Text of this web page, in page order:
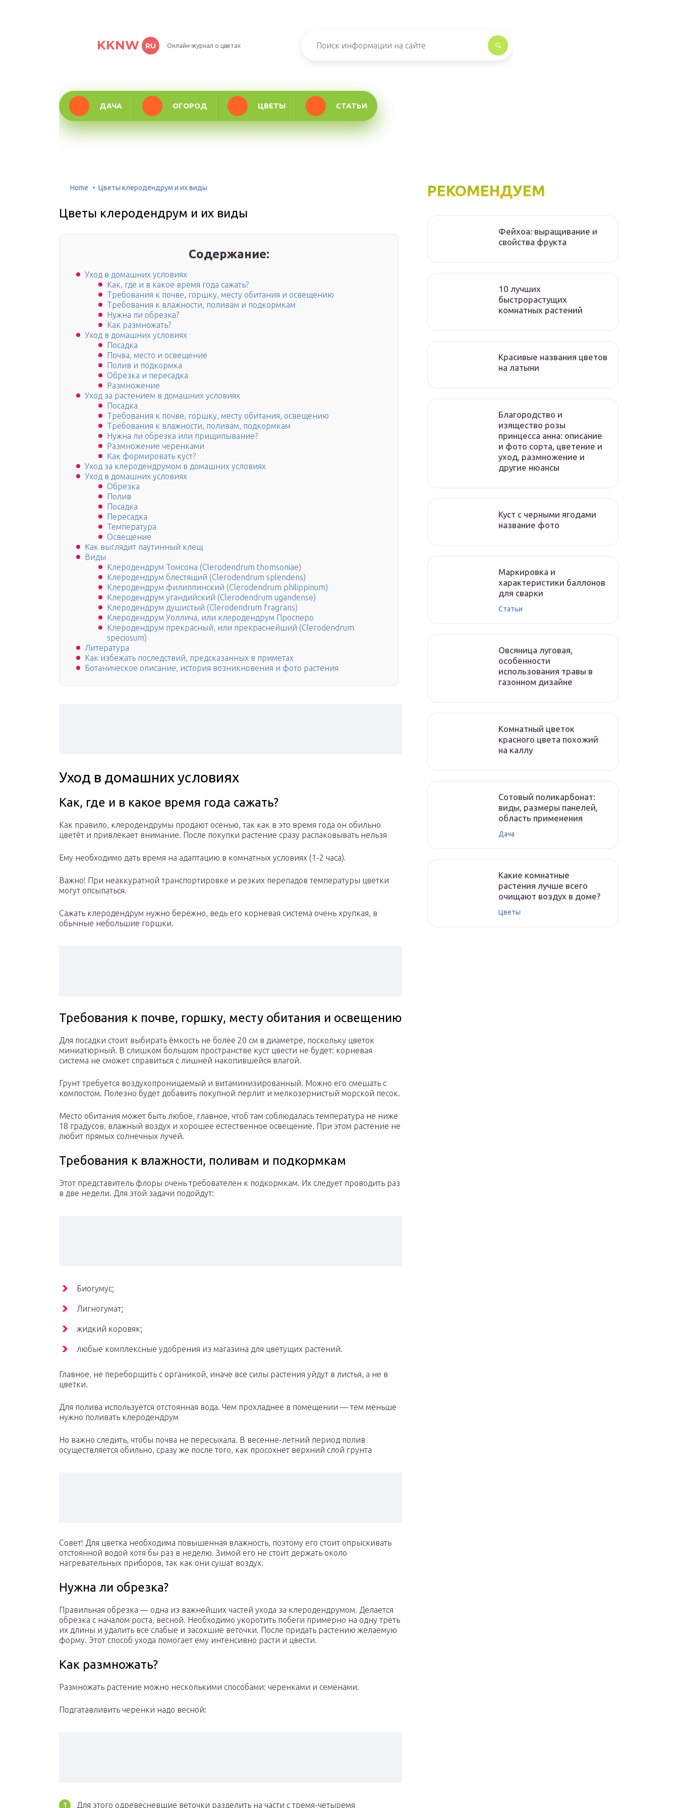
KKNW RU Онлайн-журнал о цветах
ДАЧА ОГОРОД ЦВЕТЫ СТАТЬИ
Home Цветы клеродендрум и их виды
Цветы клеродендрум и их виды
Содержание:
Уход в домашних условиях
Как, где и в какое время года сажать?
Требования к почве, горшку, месту обитания и освещению
Требования к влажности, поливам и подкормкам
Нужна ли обрезка?
Как размножать?
Уход в домашних условиях
Посадка
Почва, место и освещение
Полив и подкормка
Обрезка и пересадка
Размножение
Уход за растением в домашних условиях
Посадка
Требования к почве, горшку, месту обитания, освещению
Требования к влажности, поливам, подкормкам
Нужна ли обрезка или прищипывание?
Размножение черенками
Как формировать куст?
Уход за клеродендрумом в домашних условиях
Уход в домашних условиях
Обрезка
Полив
Посадка
Пересадка
Температура
Освещение
Как выглядит паутинный клещ
Виды
Клеродендрум Томсона (Clerodendrum thomsoniae)
Клеродендрум блестящий (Clerodendrum splendens)
Клеродендрум филиппинский (Clerodendrum philippinum)
Клеродендрум угандийский (Clerodendrum ugandense)
Клеродендрум душистый (Clerodendrum fragrans)
Клеродендрум Уоллича, или клеродендрум Просперо
Клеродендрум прекрасный, или прекраснейший (Clerodendrum
speciosum)
Литература
Как избежать последствий, предсказанных в приметах
Ботаническое описание, история возникновения и фото растения
Уход в домашних условиях
Как, где и в какое время года сажать?
Как правило, клеродендрумы продают осенью, так как в это время года он обильно
цветёт и привлекает внимание. После покупки растение сразу распаковывать нельзя
Ему необходимо дать время на адаптацию в комнатных условиях (1-2 часа).
Важно! При неаккуратной транспортировке и резких перепадов температуры цветки
могут опсыпаться.
Сажать клеродендрум нужно бережно, ведь его корневая система очень хрупкая, в
обычные небольшие горшки.
Требования к почве, горшку, месту обитания и освещению
Для посадки стоит выбирать ёмкость не более 20 см в диаметре, поскольку цветок
миниатюрный. В слишком большом пространстве куст цвести не будет: корневая
система не сможет справиться с лишней накопившейся влагой.
Грунт требуется воздухопроницаемый и витаминизированный. Можно его смешать с
компостом. Полезно будет добавить покупной перлит и мелкозернистый морской песок.
Место обитания может быть любое, главное, чтоб там соблюдалась температура не ниже
18 градусов, влажный воздух и хорошее естественное освещение. При этом растение не
любит прямых солнечных лучей.
Требования к влажности, поливам и подкормкам
Этот представитель флоры очень требователен к подкормкам. Их следует проводить раз
в две недели. Для этой задачи подойдут:
Биогумус;
Лигногумат;
жидкий коровяк;
любые комплексные удобрения из магазина для цветущих растений.
Главное, не переборщить с органикой, иначе все силы растения уйдут в листья, а не в
цветки.
Для полива используется отстоянная вода. Чем прохладнее в помещении — тем меньше
нужно поливать клеродендрум
Но важно следить, чтобы почва не пересыхала. В весенне-летний период полив
осуществляется обильно, сразу же после того, как просохнет верхний слой грунта
Совет! Для цветка необходима повышенная влажность, поэтому его стоит опрыскивать
отстоянной водой хотя бы раз в неделю. Зимой его не стоит держать около
нагревательных приборов, так как они сушат воздух.
Нужна ли обрезка?
Правильная обрезка — одна из важнейших частей ухода за клеродендрумом. Делается
обрезка с началом роста, весной. Необходимо укоротить побеги примерно на одну треть
их длины и удалить все слабые и засохшие веточки. После придать растению желаемую
форму. Этот способ ухода помогает ему интенсивно расти и цвести.
Как размножать?
Размножать растение можно несколькими способами: черенками и семенами.
Подгатавливить черенки надо весной:
Для этого одревесневшие веточки разделить на части с тремя-четыремя
РЕКОМЕНДУЕМ
Фейхоа: выращивание и
свойства фрукта
10 лучших
быстрорастущих
комнатных растений
Красивые названия цветов
на латыни
Благородство и
изящество розы
принцесса анна: описание
и фото сорта, цветение и
уход, размножение и
другие нюансы
Куст с черными ягодами
название фото
Маркировка и
характеристики баллонов
для сварки
Статьи
Овсяница луговая,
особенности
использования травы в
газонном дизайне
Комнатный цветок
красного цвета похожий
на каллу
Сотовый поликарбонат:
виды, размеры панелей,
область применения
Дача
Какие комнатные
растения лучше всего
очищают воздух в доме?
Цветы